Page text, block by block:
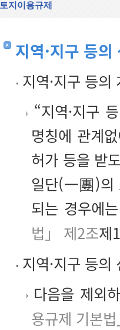
토지이용규제
지역·지구 등
지역·지구 등의
“지역·지구
명칭에 관계
허가 등을 받
일단(一團)의
되는 경우에
법」 제2조제
지역·지구 등의
다음을 제외
용규제 기본